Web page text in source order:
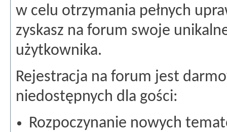
w celu otrzymania pełnych
zyskasz na forum swoje
użytkownika.
Rejestracja na forum jest
niedostępnych dla gości:
Rozpoczynanie nowych